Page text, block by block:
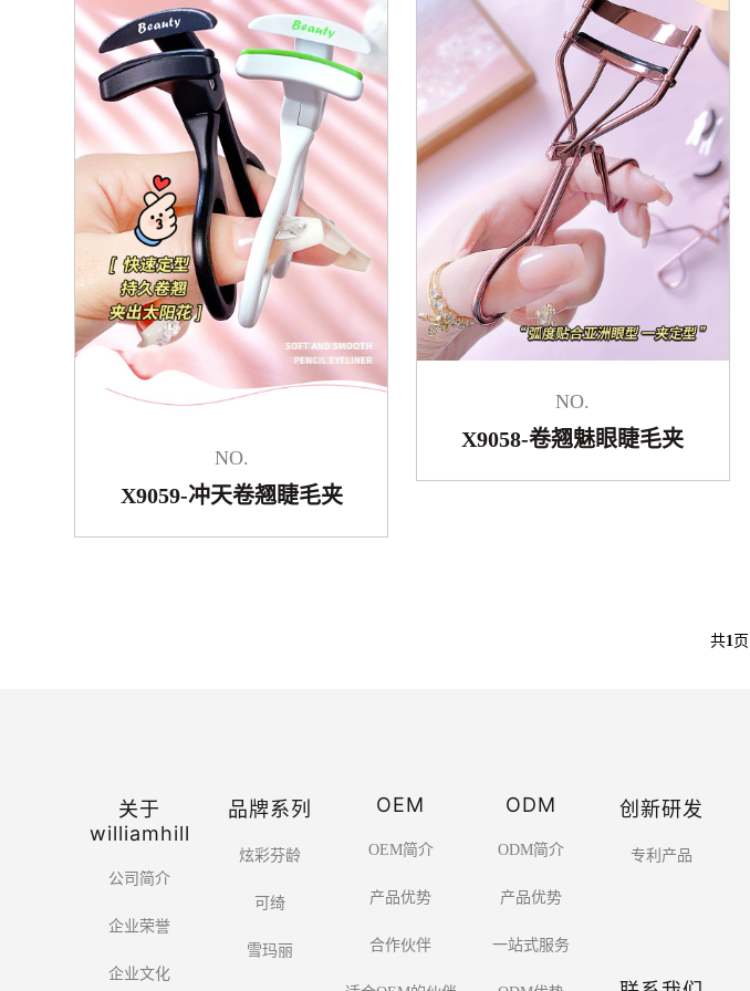
NO.
X9059-冲天卷翘睫毛夹
NO.
X9058-卷翘魅眼睫毛夹
共1页
关于
williamhill
公司简介
企业荣誉
企业文化
品牌系列
炫彩芬龄
可绮
雪玛丽
OEM
OEM简介
产品优势
合作伙伴
ODM
ODM简介
产品优势
一站式服务
创新研发
专利产品